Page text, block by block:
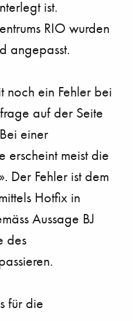
ist.
RIO wurden
angepasst.
noch ein Fehler bei
auf der Seite
einer
erscheint meist die
Der Fehler ist dem
Hotfix in
Aussage BJ
des
für die